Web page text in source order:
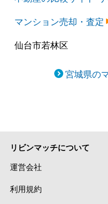
マンション売却・査定
仙台市若林区
宮城県の
リビンマッチについて
運営会社
利用規約